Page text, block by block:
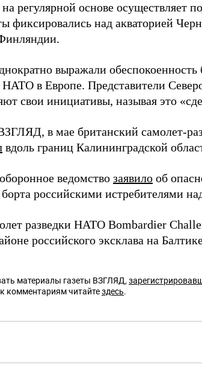
регулярной основе осуществляет
фиксировались над акваторией
выражали
в Европе. Представители
свои инициативы, называя это
в мае британский самолет-
вдоль границ Калининградской
ведомство заявило об
борта российскими истребителями
разведки НАТО Bombardier
российского эксклава на
материалы газеты ВЗГЛЯД,
комментариям читайтездесь.